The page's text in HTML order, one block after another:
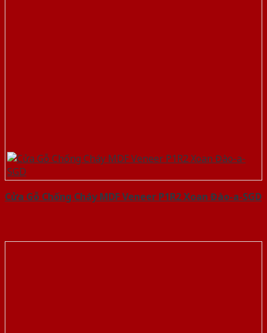
Cửa Gỗ Chống Cháy MDF Veneer P1R2 Xoan Đào-a-SGD